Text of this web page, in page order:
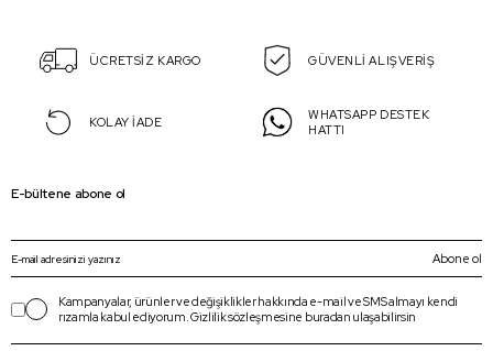
ÜCRETSİZ KARGO GÜVENLİ ALIŞVERİŞ
KOLAY İADE
WHATSAPP DESTEK
HATTI
E-bültene abone ol
Abone ol
Kampanyalar, ürünler ve değişiklikler hakkında e-mail ve SMS almayı kendi
rızamla kabul ediyorum.Gizlilik sözleşmesine buradan ulaşabilirsin